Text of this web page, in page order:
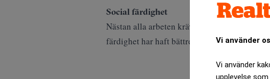
Vi använder
Vi använder
upplevelse
Social färdighet
Nästan alla arbeten kräver någon form av
färdighet har haft bättre löneutveckling.